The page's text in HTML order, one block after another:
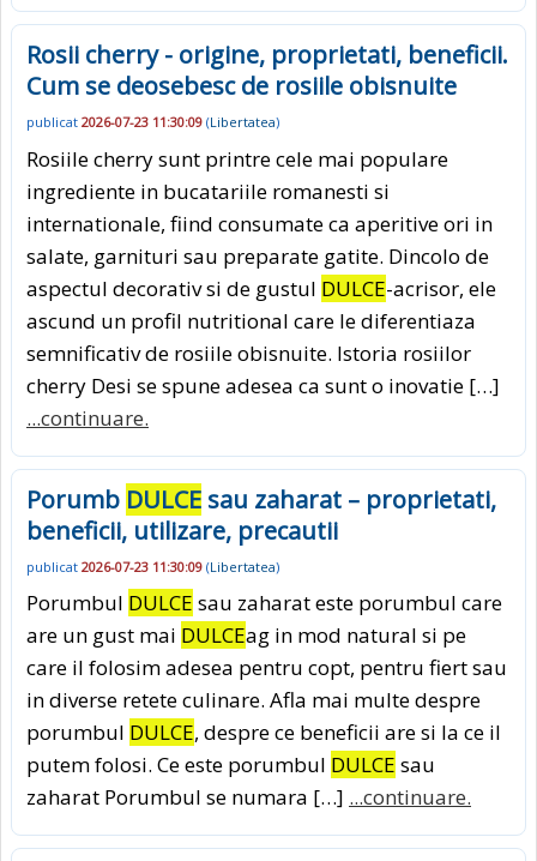
Rosii cherry - origine, proprietati, beneficii.
Cum se deosebesc de rosiile obisnuite
publicat 2026-07-23 11:30:09 (Libertatea)
Rosiile cherry sunt printre cele mai populare
ingrediente in bucatariile romanesti si
internationale, fiind consumate ca aperitive ori in
salate, garnituri sau preparate gatite. Dincolo de
aspectul decorativ si de gustul DULCE-acrisor, ele
ascund un profil nutritional care le diferentiaza
semnificativ de rosiile obisnuite. Istoria rosiilor
cherry Desi se spune adesea ca sunt o inovatie […]
...continuare.
Porumb DULCE sau zaharat – proprietati,
beneficii, utilizare, precautii
publicat 2026-07-23 11:30:09 (Libertatea)
Porumbul DULCE sau zaharat este porumbul care
are un gust mai DULCEag in mod natural si pe
care il folosim adesea pentru copt, pentru fiert sau
in diverse retete culinare. Afla mai multe despre
porumbul DULCE, despre ce beneficii are si la ce il
putem folosi. Ce este porumbul DULCE sau
zaharat Porumbul se numara […] ...continuare.